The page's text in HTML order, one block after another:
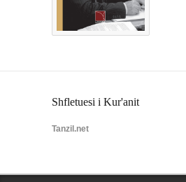
Shfletuesi i Kur'anit
Tanzil.net